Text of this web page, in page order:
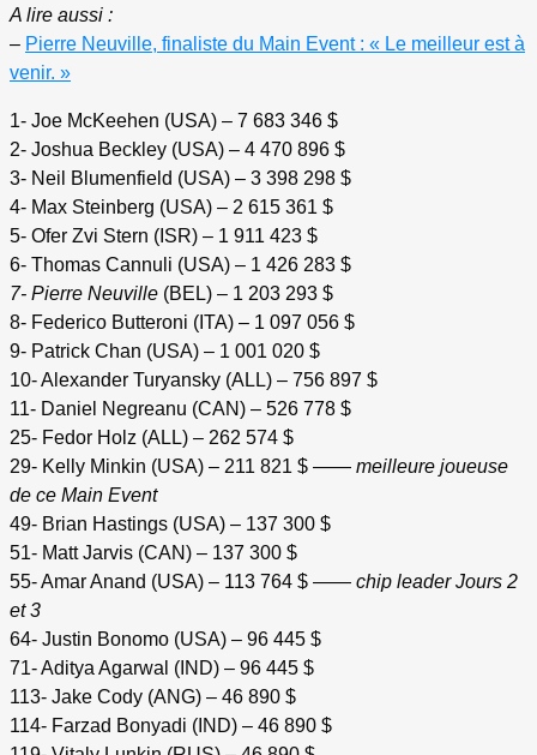
A lire aussi :
– Pierre Neuville, finaliste du Main Event : « Le meilleur est à
venir. »
1- Joe McKeehen (USA) – 7 683 346 $
2- Joshua Beckley (USA) – 4 470 896 $
3- Neil Blumenfield (USA) – 3 398 298 $
4- Max Steinberg (USA) – 2 615 361 $
5- Ofer Zvi Stern (ISR) – 1 911 423 $
6- Thomas Cannuli (USA) – 1 426 283 $
7- Pierre Neuville (BEL) – 1 203 293 $
8- Federico Butteroni (ITA) – 1 097 056 $
9- Patrick Chan (USA) – 1 001 020 $
10- Alexander Turyansky (ALL) – 756 897 $
11- Daniel Negreanu (CAN) – 526 778 $
25- Fedor Holz (ALL) – 262 574 $
29- Kelly Minkin (USA) – 211 821 $ —— meilleure joueuse
de ce Main Event
49- Brian Hastings (USA) – 137 300 $
51- Matt Jarvis (CAN) – 137 300 $
55- Amar Anand (USA) – 113 764 $ —— chip leader Jours 2
et 3
64- Justin Bonomo (USA) – 96 445 $
71- Aditya Agarwal (IND) – 96 445 $
113- Jake Cody (ANG) – 46 890 $
114- Farzad Bonyadi (IND) – 46 890 $